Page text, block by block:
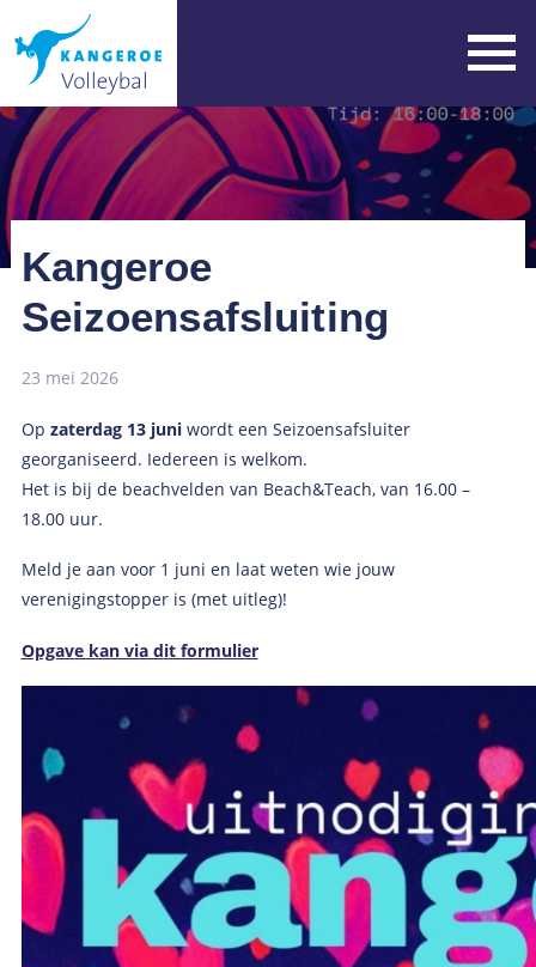
Kangeroe
Seizoensafsluiting
23 mei 2026
Op zaterdag 13 juniwordt een Seizoensafsluiter
georganiseerd. Iedereen is welkom.
Het is bij de beachvelden van Beach&Teach, van 16.00 –
18.00 uur.
Meld je aan voor 1 juni en laat weten wie jouw
verenigingstopper is (met uitleg)!
Opgave kan via dit formulier